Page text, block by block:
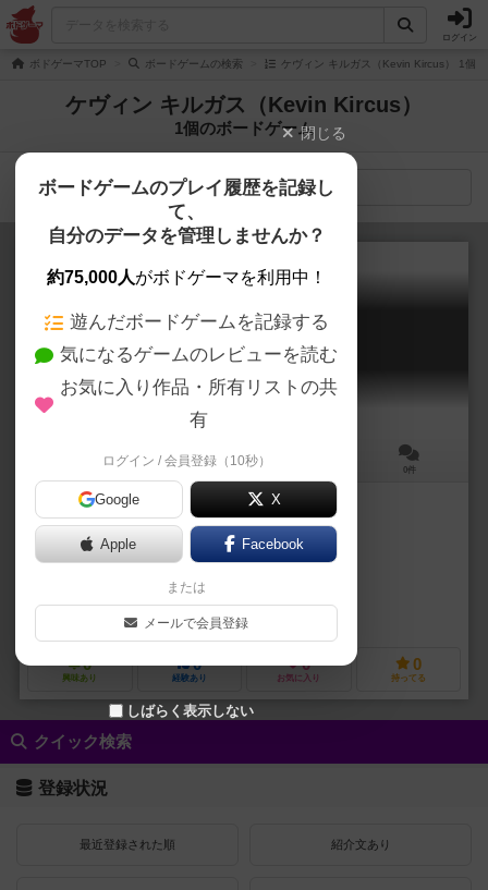
ログイン
ボドゲーマTOP ボードゲームの検索 ケヴィン キルガス（Kevin Kircus） 1個
ケヴィン キルガス（Kevin Kircus）
1個のボードゲーム
検索メニュー
コンクエスト・オブ・スペロス
Conquest of Speros
30分前後 0件
作品説明文の編集者を募集中
アーロン・ベルマー（Aaron Belmer）
アンドレ・ガルシア（Andre Garcia）
グレイフォックスゲームズ（Grey Fox Games）
0
興味あり
0
経験あり
0
お気に入り
0
持ってる
クイック検索
登録状況
最近登録された順 紹介文あり
閉じる
ボードゲームのプレイ履歴を記録し
て、
自分のデータを管理しませんか？
約75,000人がボドゲーマを利用中！
遊んだボードゲームを記録する
気になるゲームのレビューを読む
お気に入り作品・所有リストの共
有
ログイン / 会員登録（10秒）
Google X
Apple Facebook
または
メールで会員登録
しばらく表示しない